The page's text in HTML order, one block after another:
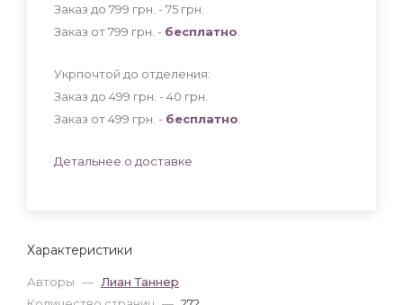
Характеристики
Авторы — Лиан Таннер
Заказ до 799 грн. - 75 грн
Заказ от 799 грн. - бесплатно
Укрпочтой до отделения:
Заказ до 499 грн. - 40 грн
Заказ от 499 грн. - бесплатно
Детальнее о доставке